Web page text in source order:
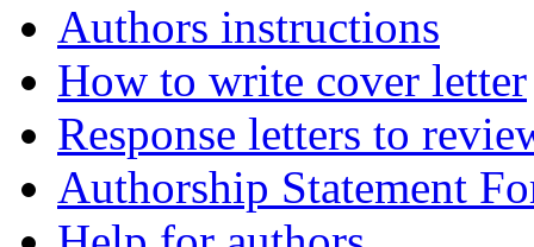
Authors instructions
How to write cover letter
Response letters to
Authorship Statement